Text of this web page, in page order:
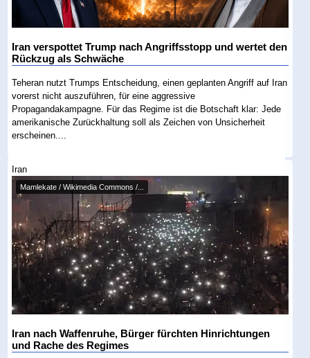
Iran verspottet Trump nach Angriffsstopp und wertet den
Rückzug als Schwäche
Teheran nutzt Trumps Entscheidung, einen geplanten Angriff auf Iran
vorerst nicht auszuführen, für eine aggressive
Propagandakampagne. Für das Regime ist die Botschaft klar: Jede
amerikanische Zurückhaltung soll als Zeichen von Unsicherheit
erscheinen....
Iran
Mamlekate / Wikimedia Commons /...
Iran nach Waffenruhe, Bürger fürchten Hinrichtungen
und Rache des Regimes